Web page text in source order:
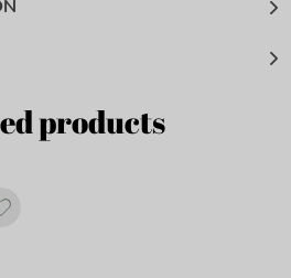
products